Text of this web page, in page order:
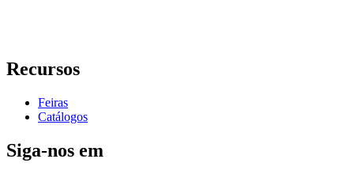
Recursos
Feiras
Catálogos
Siga-nos em